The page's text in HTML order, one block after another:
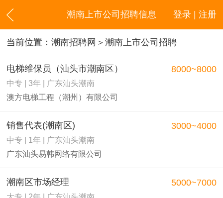
登录 | 注册
潮南上市公司招聘信息
当前位置： 潮南招聘网 ＞潮南上市公司招聘
电梯维保员（汕头市潮南区）
中专 | 3年 | 广东汕头潮南
澳方电梯工程（潮州）有限公司
8000~8000
销售代表(潮南区)
中专 | 1年 | 广东汕头潮南
广东汕头易韩网络有限公司
3000~4000
潮南区市场经理 5000~7000